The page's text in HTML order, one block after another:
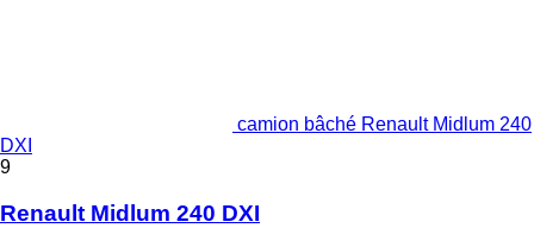
camion bâché Renault Midlum 240
DXI
9
Renault Midlum 240 DXI